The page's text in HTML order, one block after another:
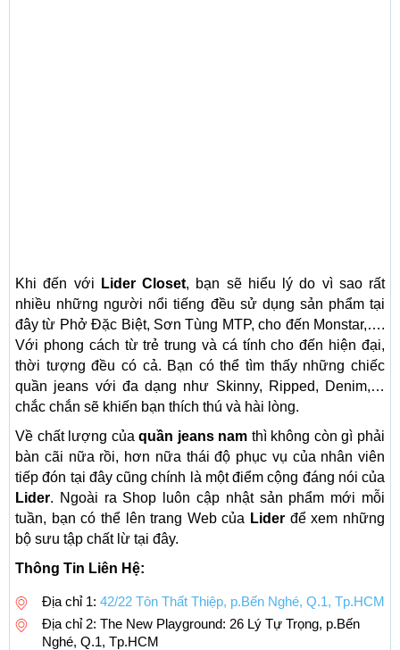
Khi đến với Lider Closet, bạn sẽ hiểu lý do vì sao rất
nhiều những người nổi tiếng đều sử dụng sản phẩm tại
đây từ Phở Đặc Biệt, Sơn Tùng MTP, cho đến Monstar,….
Với phong cách từ trẻ trung và cá tính cho đến hiện đại,
thời tượng đều có cả. Bạn có thể tìm thấy những chiếc
quần jeans với đa dạng như Skinny, Ripped, Denim,…
chắc chắn sẽ khiến bạn thích thú và hài lòng.
Về chất lượng củaquần jeans nam thì không còn gì phải
bàn cãi nữa rồi, hơn nữa thái độ phục vụ của nhân viên
tiếp đón tại đây cũng chính là một điểm cộng đáng nói của
Lider. Ngoài ra Shop luôn cập nhật sản phẩm mới mỗi
tuần, bạn có thể lên trang Web của Lider để xem những
bộ sưu tập chất lừ tại đây.
Thông Tin Liên Hệ:
Địa chỉ 1: 42/22 Tôn Thất Thiệp, p.Bến Nghé, Q.1, Tp.HCM
Địa chỉ 2: The New Playground: 26 Lý Tự Trọng, p.Bến
Nghé, Q.1, Tp.HCM